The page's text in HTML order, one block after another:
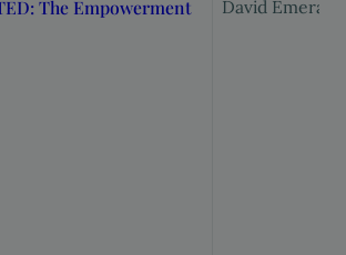
The Empowerment
David Emerald